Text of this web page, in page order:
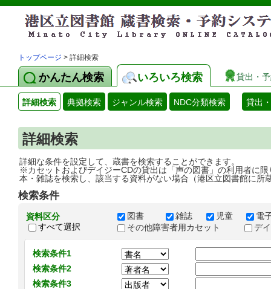
トップページ > 詳細検索
かんたん検索 いろいろ検索 貸出・
詳細検索 典拠検索 ジャンル検索 NDC分類検索 貸出
詳細検索
詳細な条件を設定して、蔵書を検索することができます。
※カセットおよびデイジーCDの貸出は「声の図書」の利用者に限
本・雑誌を検索し、該当する資料がない場合（港区立図書館に所
検索条件
資料区分
すべて選択
図書 雑誌 児童
電
その他障害者用カセット
デ
検索条件1
検索条件2
検索条件3